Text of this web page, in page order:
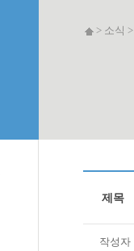
> 소식 >
제목
작성자